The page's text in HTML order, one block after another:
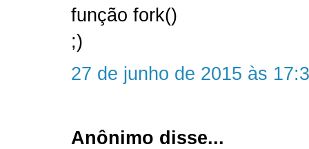
função fork()
;)
27 de junho de 2015 às
Anônimo disse...